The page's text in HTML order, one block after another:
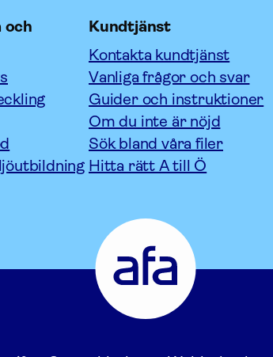
och
Kundtjänst
Kontakta kundtjänst
Vanliga frågor och svar
Guider och instruktioner
Om du inte är nöjd
Sök bland våra filer
Hitta rätt A till Ö
Försäkring
Gå
till
startsidan